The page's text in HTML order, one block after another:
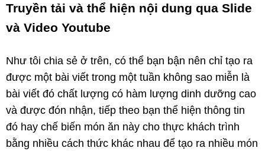
Truyền tải và thể hiện nội dung qua Slide
và Video Youtube
Như tôi chia sẻ ở trên, có thể bạn bận nên chỉ tạo ra
được một bài viết trong một tuần không sao miễn là
bài viết đó chất lượng có hàm lượng dinh dưỡng cao
và được đón nhận, tiếp theo bạn thể hiện thông tin
đó hay chế biến món ăn này cho thực khách trình
bằng nhiều cách thức khác nhau để tạo ra nhiều món